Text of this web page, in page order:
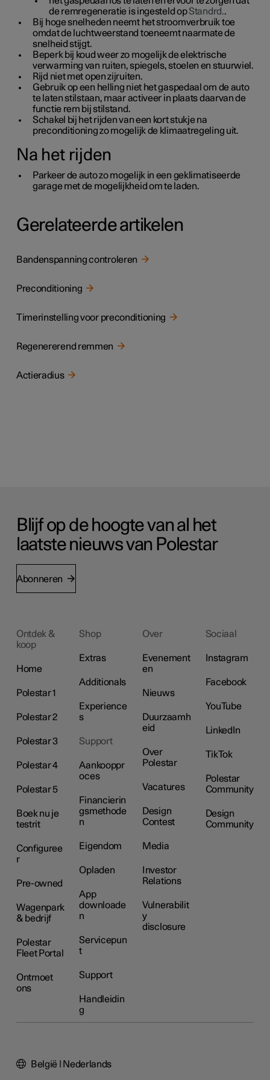
de remregeneratie is ingesteld opStandrd..
Bij hoge snelheden neemt het stroomverbruik toe
omdat de luchtweerstand toeneemt naarmate de
snelheid stijgt.
Beperk bij koud weer zo mogelijk de elektrische
verwarming van ruiten, spiegels, stoelen en stuurwiel.
Rijd niet met open zijruiten.
Gebruik op een helling niet het gaspedaal om de auto
te laten stilstaan, maar activeer in plaats daarvan de
functie rem bij stilstand.
Schakel bij het rijden van een kort stukje na
preconditioning zo mogelijk de klimaatregeling uit.
Na het rijden
Parkeer de auto zo mogelijk in een geklimatiseerde
garage met de mogelijkheid om te laden.
Gerelateerde artikelen
Bandenspanning controleren
Preconditioning
Timerinstelling voor preconditioning
Regenererend remmen
Actieradius
Blijf op de hoogte van al het
laatste nieuws van Polestar
Abonneren
Ontdek &
koop
Home
Polestar 1
Polestar 2
Polestar 3
Polestar 4
Polestar 5
Boek nu je
testrit
Configuree
r
Pre-owned
Wagenpark
& bedrijf
Polestar
Fleet Portal
Ontmoet
ons
Shop
Extras
Additionals
Experience
s
Support
Aankooppr
oces
Financierin
gsmethode
n
Eigendom
Opladen
App
downloade
n
Servicepun
t
Support
Handleidin
g
Over
Evenement
en
Nieuws
Duurzaamh
eid
Over
Polestar
Vacatures
Design
Contest
Media
Investor
Relations
Vulnerabilit
y
disclosure
Sociaal
Instagram
Facebook
YouTube
LinkedIn
TikTok
Polestar
Community
Design
Community
België | Nederlands